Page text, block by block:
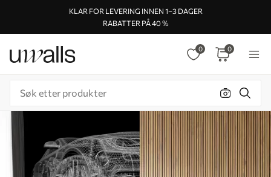
KLAR FOR LEVERING INNEN 1–3 DAGER
RABATTER PÅ 40 %
0 0